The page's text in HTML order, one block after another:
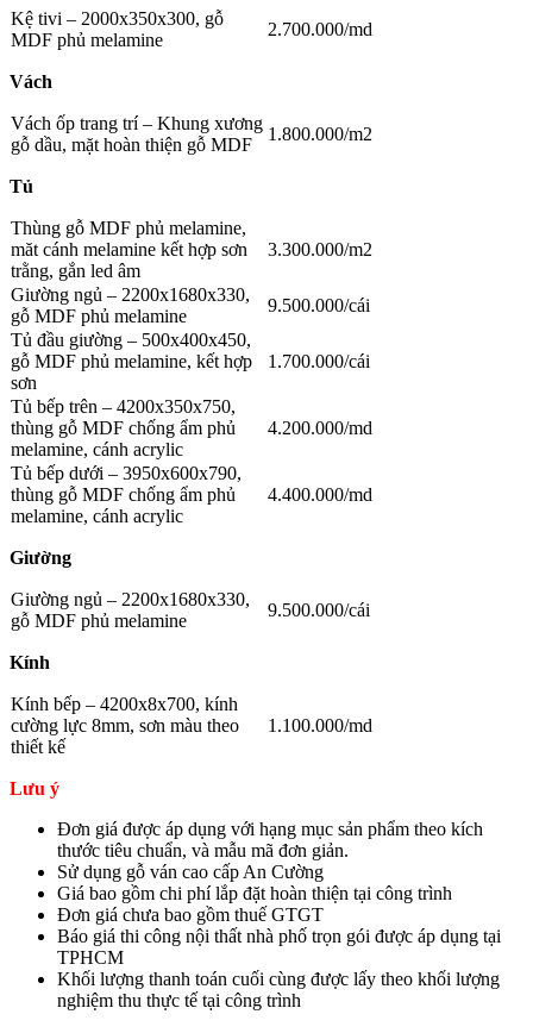
Kệ tivi – 2000x350x300, gỗ
MDF phủ melamine
2.700.000/md
Vách
Vách ốp trang trí – Khung xương
gỗ dầu, mặt hoàn thiện gỗ MDF
1.800.000/m2
Tủ
Thùng gỗ MDF phủ melamine,
măt cánh melamine kết hợp sơn
trằng, gắn led âm
3.300.000/m2
Giường ngủ – 2200x1680x330,
gỗ MDF phủ melamine
9.500.000/cái
Tủ đầu giường – 500x400x450,
gỗ MDF phủ melamine, kết hợp
sơn
1.700.000/cái
Tủ bếp trên – 4200x350x750,
thùng gỗ MDF chống ẩm phủ
melamine, cánh acrylic
4.200.000/md
Tủ bếp dưới – 3950x600x790,
thùng gỗ MDF chống ẩm phủ
melamine, cánh acrylic
4.400.000/md
Giường
Giường ngủ – 2200x1680x330,
gỗ MDF phủ melamine
9.500.000/cái
Kính
Kính bếp – 4200x8x700, kính
cường lực 8mm, sơn màu theo
thiết kế
1.100.000/md
Lưu ý
Đơn giá được áp dụng với hạng mục sản phẩm theo kích
thước tiêu chuẩn, và mẫu mã đơn giản.
Sử dụng gỗ ván cao cấp An Cường
Giá bao gồm chi phí lắp đặt hoàn thiện tại công trình
Đơn giá chưa bao gồm thuế GTGT
Báo giá thi công nội thất nhà phố trọn gói được áp dụng tại
TPHCM
Khối lượng thanh toán cuối cùng được lấy theo khối lượng
nghiệm thu thực tế tại công trình